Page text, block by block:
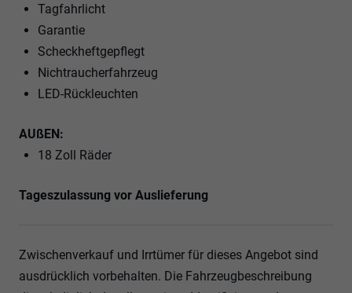
Tagfahrlicht
Garantie
Scheckheftgepflegt
Nichtraucherfahrzeug
LED-Rückleuchten
AUßEN:
18 Zoll Räder
Tageszulassung vor Auslieferung
Zwischenverkauf und Irrtümer für dieses Angebot sind
ausdrücklich vorbehalten. Die Fahrzeugbeschreibung